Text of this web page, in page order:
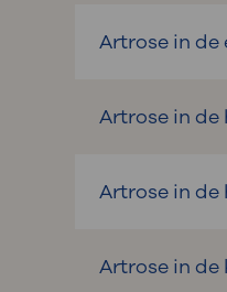
Artrose in de
Artrose in de
Artrose in de
Artrose in de